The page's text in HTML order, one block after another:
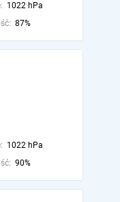
1022 hPa
87%
1022 hPa
90%